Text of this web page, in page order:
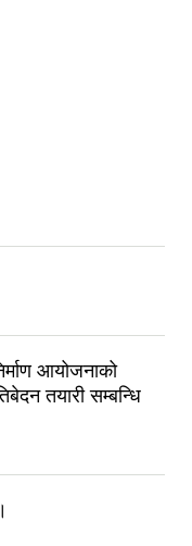
आयोजनाको
तयारी सम्बन्धि